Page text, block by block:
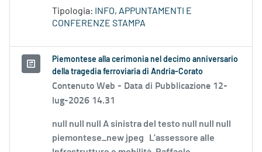
Tipologia:
INFO, APPUNTAMENTI E
CONFERENZE STAMPA
Piemontese alla cerimonia nel decimo anniversario
della tragedia ferroviaria di Andria-Corato
Contenuto Web - Data di Pubblicazione 12-
lug-2026 14.31
null null null A sinistra del testo null null null
piemontese_new jpeg L’assessore alle